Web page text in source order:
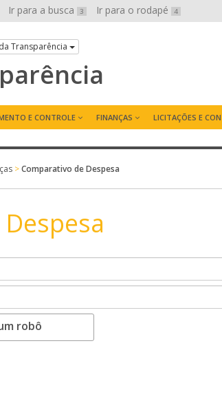
Ir para a busca 3 Ir para o rodapé 4
Transparência
E CONTROLE FINANÇAS LICITAÇÕES E
>Comparativo de Despesa
robô